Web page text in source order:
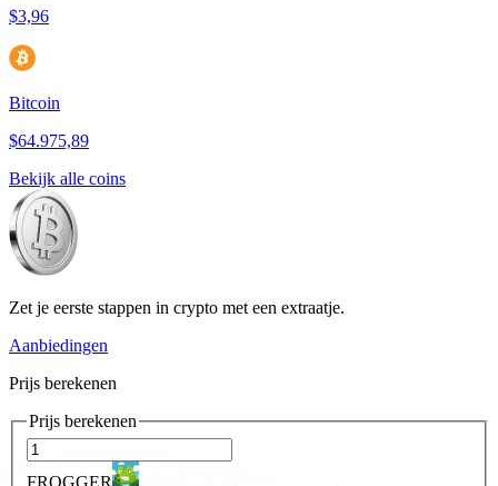
$3,96
Bitcoin
$64.975,89
Bekijk alle coins
Zet je eerste stappen in crypto met een extraatje.
Aanbiedingen
Prijs berekenen
Prijs berekenen
FROGGER